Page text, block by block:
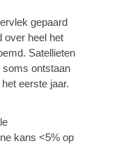
gepaard
over heel het
Satellieten
soms ontstaan
eerste jaar.
kans <5% op